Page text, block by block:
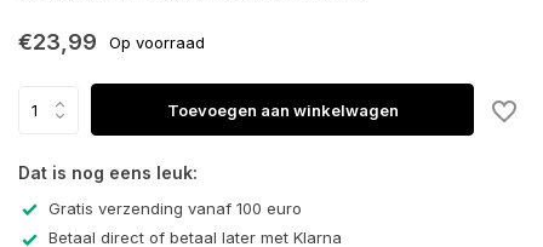
€23,99 Op voorraad
Toevoegen aan winkelwagen
Dat is nog eens leuk:
Gratis verzending vanaf 100 euro
Betaal direct of betaal later met Klarna